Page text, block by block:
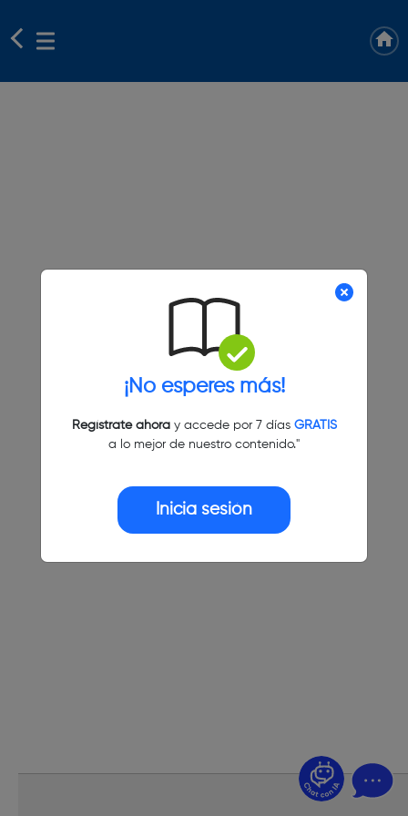
¡No esperes más!
Regístrate ahoray accede por 7 días GRATIS
a lo mejor de nuestro contenido."
Inicia sesión